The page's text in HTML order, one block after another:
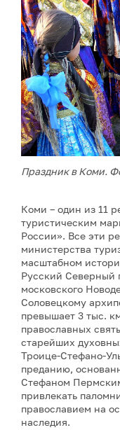
Праздник в Коми.
Коми – один из 11
туристическим
России». Все эти
министерства
масштабном
Русский Северный
московского
Соловецкому
превышает 3 тыс.
православных
старейших
Троице-Стефано-
преданию,
Стефаном
привлекать
православием на
наследия.